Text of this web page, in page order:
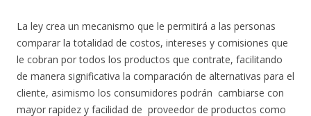
La ley crea un mecanismo que le permitirá a las personas
comparar la totalidad de costos, intereses y comisiones que
le cobran por todos los productos que contrate, facilitando
de manera significativa la comparación de alternativas para el
cliente, asimismo los consumidores podrán cambiarse con
mayor rapidez y facilidad de proveedor de productos como